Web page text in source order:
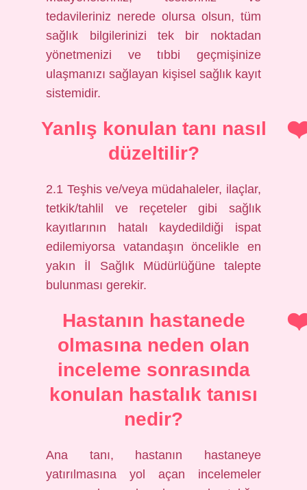
tedavileriniz nerede olursa olsun, tüm
sağlık bilgilerinizi tek bir noktadan
yönetmenizi ve tıbbi geçmişinize
ulaşmanızı sağlayan kişisel sağlık kayıt
sistemidir.
Yanlış konulan tanı nasıl
düzeltilir?
2.1 Teşhis ve/veya müdahaleler, ilaçlar,
tetkik/tahlil ve reçeteler gibi sağlık
kayıtlarının hatalı kaydedildiği ispat
edilemiyorsa vatandaşın öncelikle en
yakın İl Sağlık Müdürlüğüne talepte
bulunması gerekir.
Hastanın hastanede
olmasına neden olan
inceleme sonrasında
konulan hastalık tanısı
nedir?
Ana tanı, hastanın hastaneye
yatırılmasına yol açan incelemeler